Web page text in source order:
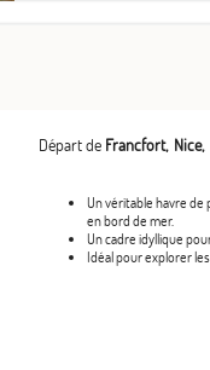
Départ de Francfort Nice
Un véritable havre de
en bord de mer.
Un cadre idyllique
Idéal pour explorer